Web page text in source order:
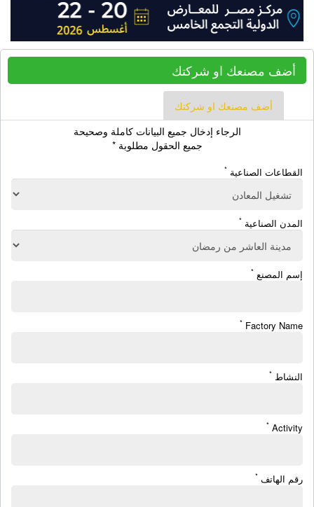
أضف مصنعك او شركتك
أضف مصنعك او شركتك
الرجاء إدخال جميع البيانات كاملة وصحيحة
جميع الحقول مطلوبة *
القطاعات الصناعية *
المدن الصناعية *
إسم المصنع *
Factory Name
*
النشاط *
Activity
*
رقم الهاتف *